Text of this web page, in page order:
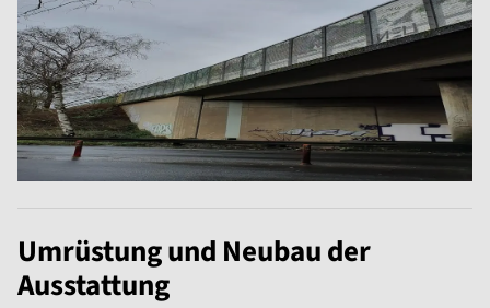
Umrüstung und Neubau der
Ausstattung